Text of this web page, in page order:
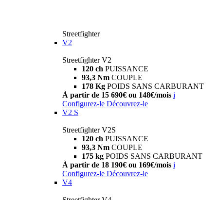
Streetfighter
V2
Streetfighter V2
120 ch PUISSANCE
93,3 Nm COUPLE
178 Kg POIDS SANS CARBURANT
À partir de 15 690€ ou 148€/mois i
Configurez-le Découvrez-le
V2 S
Streetfighter V2S
120 ch PUISSANCE
93,3 Nm COUPLE
175 kg POIDS SANS CARBURANT
À partir de 18 190€ ou 169€/mois i
Configurez-le Découvrez-le
V4